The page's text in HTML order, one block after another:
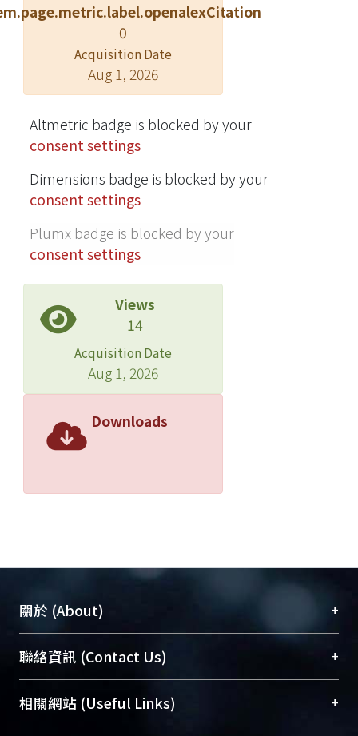
0
Acquisition Date
Aug 1, 2026
Altmetric badge is blocked by your
consent settings
Dimensions badge is blocked by your
consent settings
Plumx badge is blocked by your
consent settings
Views
14
Acquisition Date
Aug 1, 2026
Downloads
關於 (About) +
臺大位居世界頂尖大學之列，為永久珍藏及向國際
展現本校豐碩的研究成果及學術能量，圖書館整合
機構典藏（NTUR）與學術庫（AH）不同功能平
台，成為臺大學術典藏NTU scholars。期能整合研
聯絡資訊 (Contact Us) +
總館學科館員(Main Library)
醫學圖書館學科館員(Medical Library)
相關網站 (Useful Links) +